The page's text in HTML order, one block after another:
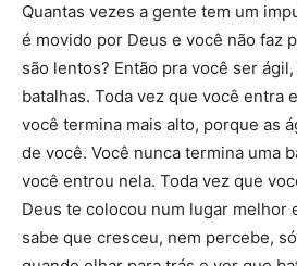
Quantas vezes a gente tem um
é movido por Deus e você não faz
são lentos? Então pra você ser
batalhas. Toda vez que você entra
você termina mais alto, porque as
de você. Você nunca termina uma
você entrou nela. Toda vez que
Deus te colocou num lugar melhor
sabe que cresceu, nem percebe,